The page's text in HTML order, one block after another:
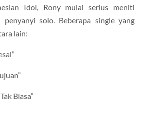
Idol, Rony mulai serius meniti
penyanyi solo. Beberapa single yang
lain:
Biasa”